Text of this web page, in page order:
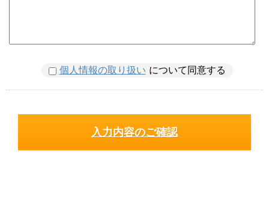
個人情報の取り扱い について同意する